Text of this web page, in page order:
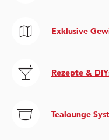
Exklusive
Rezepte &
Tealounge